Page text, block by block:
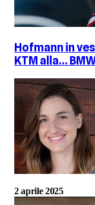
Hofmann in
KTM alla…
2 aprile 2025